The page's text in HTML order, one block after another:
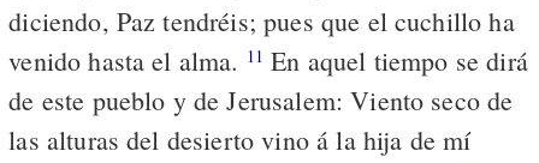
diciendo, Paz tendréis; pues que el cuchillo ha
venido hasta el alma. 11 En aquel tiempo se dirá
de este pueblo y de Jerusalem: Viento seco de
las alturas del desierto vino á la hija de mí